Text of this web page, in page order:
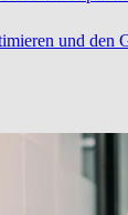
und den